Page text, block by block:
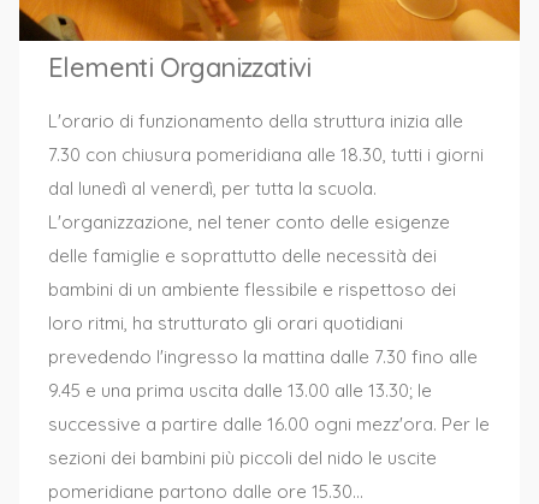
Elementi Organizzativi
L'orario di funzionamento della struttura inizia alle
7.30 con chiusura pomeridiana alle 18.30, tutti i giorni
dal lunedì al venerdì, per tutta la scuola.
L'organizzazione, nel tener conto delle esigenze
delle famiglie e soprattutto delle necessità dei
bambini di un ambiente flessibile e rispettoso dei
loro ritmi, ha strutturato gli orari quotidiani
prevedendo l'ingresso la mattina dalle 7.30 fino alle
9.45 e una prima uscita dalle 13.00 alle 13.30; le
successive a partire dalle 16.00 ogni mezz'ora. Per le
sezioni dei bambini più piccoli del nido le uscite
pomeridiane partono dalle ore 15.30...